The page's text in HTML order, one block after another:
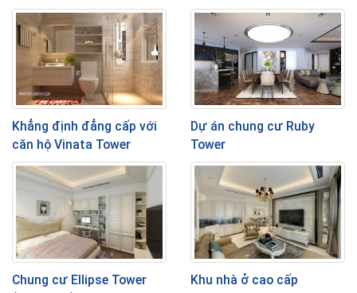
Khẳng định đẳng cấp với
căn hộ Vinata Tower
Dự án chung cư Ruby
Tower
Chung cư Ellipse Tower
Khu nhà ở cao cấp